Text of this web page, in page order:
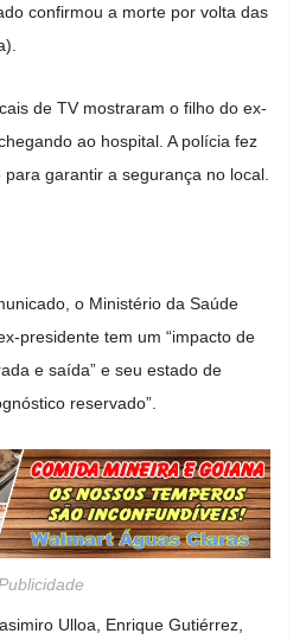
confirmou a morte por volta das
de TV mostraram o filho do ex-
ao hospital. A polícia fez
garantir a segurança no local.
o Ministério da Saúde
presidente tem um “impacto de
e saída” e seu estado de
reservado”.
Ulloa, Enrique Gutiérrez,